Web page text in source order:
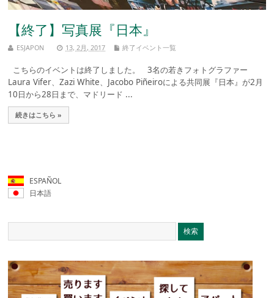
【終了】写真展『日本』
ESJAPON 13, 2月, 2017 終了イベント一覧
こちらのイベントは終了しました。 3名の若きフォトグラファー
Laura Vifer、Zazi White、Jacobo Piñeiroによる共同展『日本』が2月
10日から28日まで、マドリード ...
続きはこちら »
ESPAÑOL
日本語